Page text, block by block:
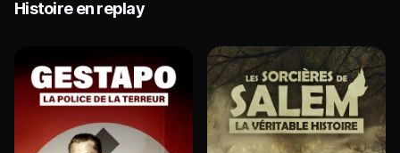
Histoire en replay